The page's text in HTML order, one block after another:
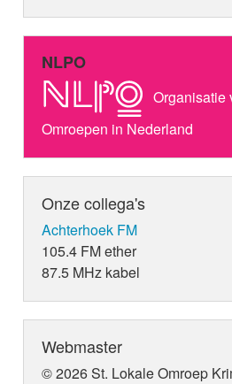
NLPO
Organisatie
Omroepen in Nederland
Onze collega's
Achterhoek FM
105.4 FM ether
87.5 MHz kabel
Webmaster
© 2026 St. Lokale Omroep